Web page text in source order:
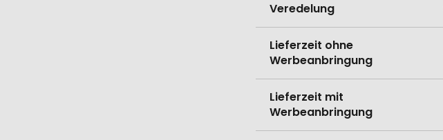
Veredelung
Lieferzeit ohne
Werbeanbringung
Lieferzeit mit
Werbeanbringung